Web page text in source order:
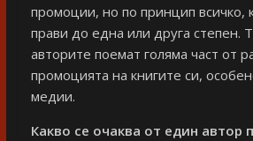
промоции, но по принцип всичко,
прави до една или друга степен.
авторите поемат голяма част от
промоцията на книгите си,
медии.
Какво се очаква от един автор